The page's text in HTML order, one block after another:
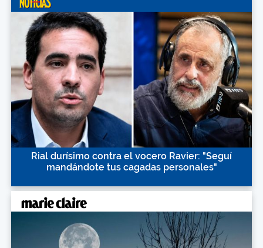
Rial durísimo contra el vocero Ravier: "Seguí
mandándote tus cagadas personales"